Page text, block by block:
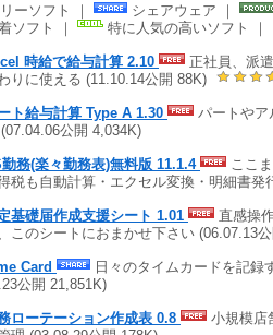
ーソフト ｜ シェアウェア ｜
ソフト ｜
特に人気の高いソフト
時給で給与計算 2.10
正社員、派
りに使える (11.10.14公開 88K)
ト給与計算 Type A 1.30
パートや
公開 4,034K)
務(楽々勤務表)無料版 11.1.4
ここ
税も自動計算・エクセル変換・明細書発
基礎届作成支援シート 1.01
直感操
このシートにおまかせ下さい (06.07.13
Card
日々のタイムカードを記録
公開 21,851K)
ローテーション作成表 0.8
小規模店